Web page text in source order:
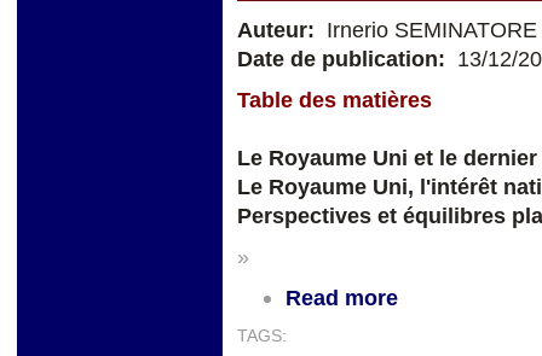
Auteur: Irnerio SEMINATORE
Date de publication: 13/12/
Table des matières
Le Royaume Uni et le
Le Royaume Uni, l'intérêt
Perspectives et équilibres
»
Read more
TAGS: